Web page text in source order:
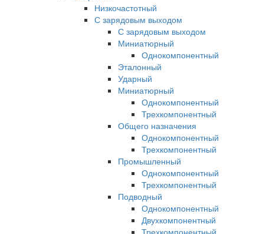
Низкочастотный
С зарядовым выходом
С зарядовым выходом
Миниатюрный
Однокомпонентный
Эталонный
Ударный
Миниатюрный
Однокомпонентный
Трехкомпонентный
Общего назначения
Однокомпонентный
Трехкомпонентный
Промышленный
Однокомпонентный
Трехкомпонентный
Подводный
Однокомпонентный
Двухкомпонентный
Трехкомпонентный